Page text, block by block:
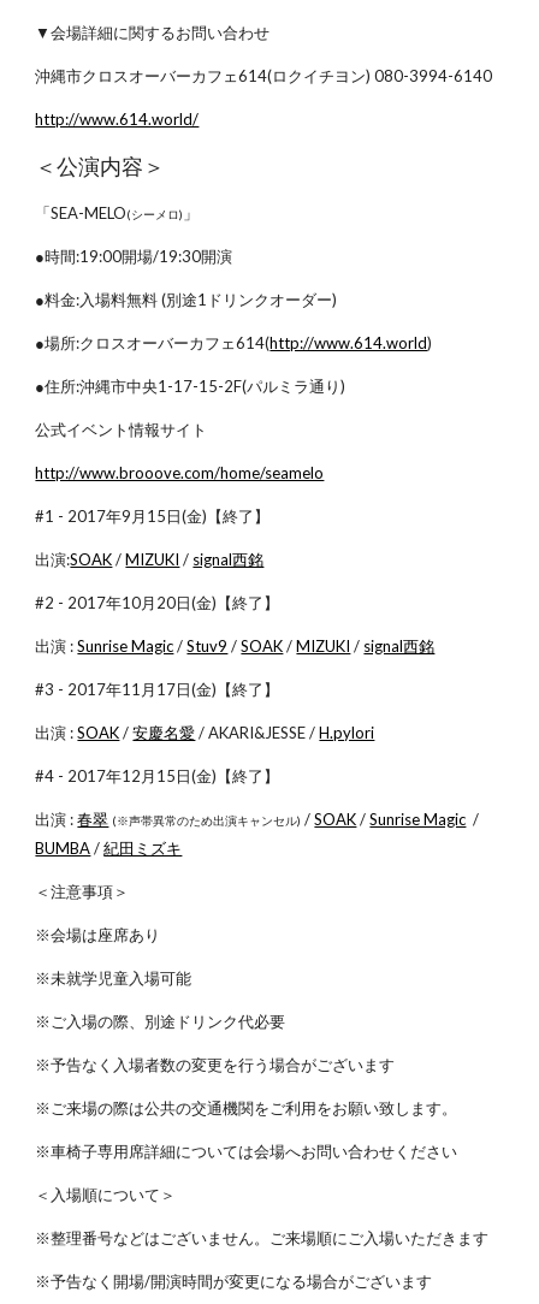
▼会場詳細に関するお問い合わせ
沖縄市クロスオーバーカフェ614(ロクイチヨン) 080-3994-6140
http://www.614.world/
＜公演内容＞
「SEA-MELO(シーメロ) 」
●時間:19:00開場/19:30開演
●料金:入場料無料 (別途1ドリンクオーダー)
●場所:クロスオーバーカフェ614(http://www.614.world)
●住所:沖縄市中央1-17-15-2F(パルミラ通り)
公式イベント情報サイト
http://www.brooove.com/home/seamelo
#1 - 2017年9月15日(金)【終了】
出演:SOAK/ MIZUKI / signal西銘
#2 - 2017年10月20日(金)【終了】
出演 : Sunrise Magic/ Stuv9 /SOAK/MIZUKI / signal西銘
#3 - 2017年11月17日(金)【終了】
出演 :SOAK/安慶名愛/ AKARI&JESSE /H.pylori
#4 - 2017年12月15日(金)【終了】
出演 : 春翠 (※声帯異常のため出演キャンセル) /SOAK/Sunrise Magic /
BUMBA/紀田ミズキ
＜注意事項＞
※会場は座席あり
※未就学児童入場可能
※ご入場の際、別途ドリンク代必要
※予告なく入場者数の変更を行う場合がございます
※ご来場の際は公共の交通機関をご利用をお願い致します。
※車椅子専用席詳細については会場へお問い合わせください
＜入場順について＞
※整理番号などはございません。ご来場順にご入場いただきます
※予告なく開場/開演時間が変更になる場合がございます